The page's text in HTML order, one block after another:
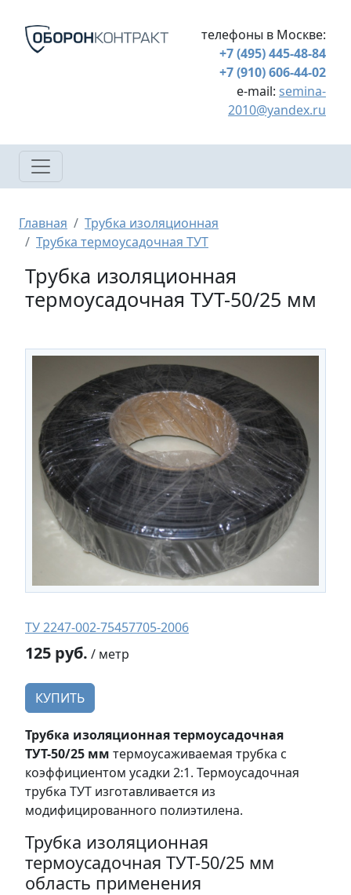
телефоны в Москве:
+7 (495) 445-48-84
+7 (910) 606-44-02
e-mail: semina-
2010@yandex.ru
Строка навигации
Главная
Трубка изоляционная
Трубка термоусадочная ТУТ
Трубка изоляционная
термоусадочная ТУТ-50/25 мм
ТУ 2247-002-75457705-2006
125 руб. / метр
КУПИТЬ
Трубка изоляционная термоусадочная
ТУТ-50/25 мм термоусаживаемая трубка с
коэффициентом усадки 2:1. Термоусадочная
трубка ТУТ изготавливается из
модифицированного полиэтилена.
Трубка изоляционная
термоусадочная ТУТ-50/25 мм
область применения